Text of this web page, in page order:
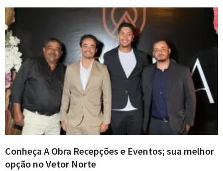
Conheça A Obra Recepções e Eventos; sua melhor
opção no Vetor Norte